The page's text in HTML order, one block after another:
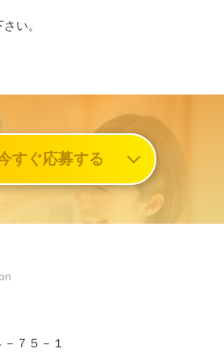
い。
すぐ応募する
７５－１